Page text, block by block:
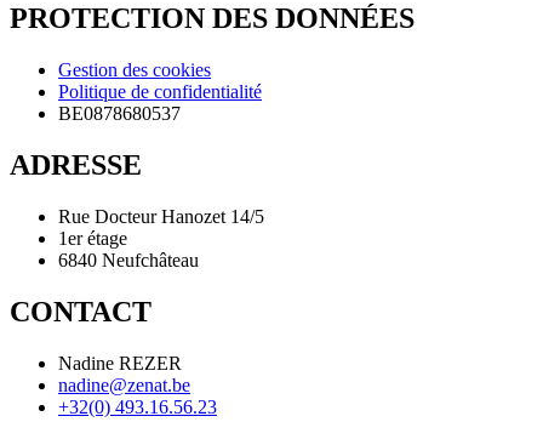
PROTECTION DES DONNÉES
Gestion des cookies
Politique de confidentialité
BE0878680537
ADRESSE
Rue Docteur Hanozet 14/5
1er étage
6840 Neufchâteau
CONTACT
Nadine REZER
nadine@zenat.be
+32(0) 493.16.56.23